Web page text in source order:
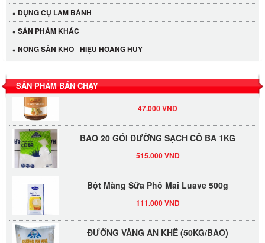
DỤNG CỤ LÀM BÁNH
SẢN PHẢM KHÁC
NÔNG SẢN KHÔ_ HIỆU HOÀNG HUY
SẢN PHẨM BÁN CHẠY
LỐC 12 HỦ Tương xí muội LKK 260g
530.000 VND
Tương xí muội LKK 260g
BAO 20 GÓI ĐƯỜNG SẠCH CÔ BA 1KG
ĐƯỜNG VÀNG AN KHÊ (50KG/BAO)